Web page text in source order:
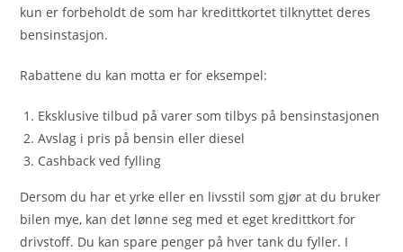
kun er forbeholdt de som har kredittkortet tilknyttet deres
bensinstasjon.
Rabattene du kan motta er for eksempel:
Eksklusive tilbud på varer som tilbys på bensinstasjonen
Avslag i pris på bensin eller diesel
Cashback ved fylling
Dersom du har et yrke eller en livsstil som gjør at du bruker
bilen mye, kan det lønne seg med et eget kredittkort for
drivstoff. Du kan spare penger på hver tank du fyller. I